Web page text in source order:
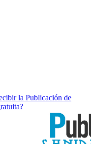
la Publicación de